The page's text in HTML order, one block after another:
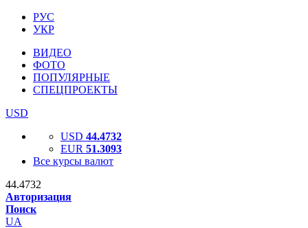
РУС
УКР
ВИДЕО
ФОТО
ПОПУЛЯРНЫЕ
СПЕЦПРОЕКТЫ
USD
USD 44.4732
EUR 51.3093
Все курсы валют
44.4732
Авторизация
Поиск
UA